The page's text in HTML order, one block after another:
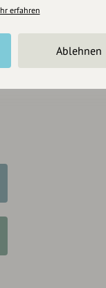
erfahren
Ablehnen